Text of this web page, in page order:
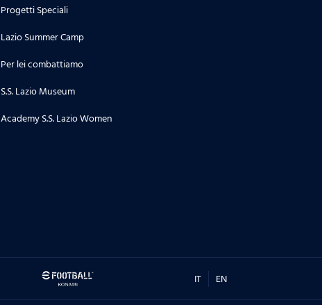
Progetti Speciali
Lazio Summer Camp
Per lei combattiamo
S.S. Lazio Museum
Academy S.S. Lazio Women
IT EN